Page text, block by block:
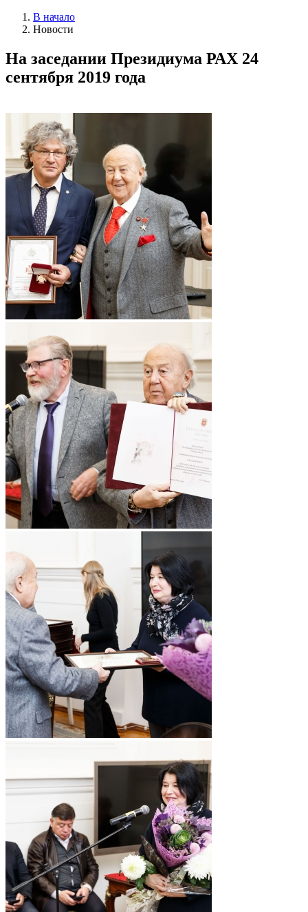
В начало
Новости
На заседании Президиума РАХ 24
сентября 2019 года